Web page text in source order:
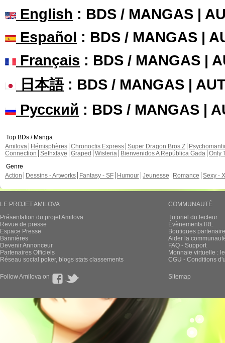
English : BDS / MANGAS |
Español : BDS / MANGAS |
Français : BDS / MANGAS |
日本語: BDS / MANGAS |
Русский : BDS / MANGAS |
Top BDs / Manga
Amilova
Hémisphères Chronoctis Express Super Dragon Bros Z
Connection Sethxfaye Graped Wisteria Bienvenidos A República Gada Only
Genre
Action
Dessins - Artworks Fantasy - SF Humour Jeunesse Romance Sexy -
LE PROJET AMILOVA
Présentation du projet Amilova
Revue de presse
Espace Presse
Bannières
Devenir Annonceur
Partenaires Officiels
Réseau social poker, blogs stats classements
COMMUNAUTÉ
Tutoriel du lecteur
Évènements IRL
Boutiques
Aider la
FAQ - Support
Monnaie virtuelle :
CGU - Conditions
Follow Amilova on Sitemap